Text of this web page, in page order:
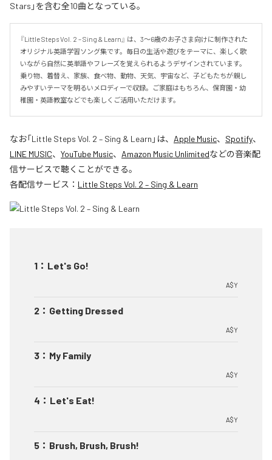
Stars」を含む全10曲となっている。
『Little Steps Vol. 2 – Sing & Learn』 は、3〜6歳のお子さま向けに制作された
オリジナル英語学習ソング集です。毎日の生活や遊びをテーマに、楽しく歌
いながら自然に英単語やフレーズを覚えられるようデザインされています。
乗り物、着替え、家族、食べ物、動物、天気、宇宙など、子どもたちが親し
みやすいテーマを明るいメロディーで収録。ご家庭はもちろん、保育園・幼
稚園・英語教室などでも楽しくご活用いただけます。
なお「Little Steps Vol. 2 – Sing & Learn 」は、 Apple Music、 Spotify、
LINE MUSIC、 YouTube Music、 Amazon Music Unlimitedなどの音楽配
信サービスで聴くことができる。
各配信サービス： Little Steps Vol. 2 – Sing & Learn
1 ： Let's Go!
A$Y
2 ： Getting Dressed
A$Y
3 ： My Family
A$Y
4 ： Let's Eat!
A$Y
5 ： Brush, Brush, Brush!